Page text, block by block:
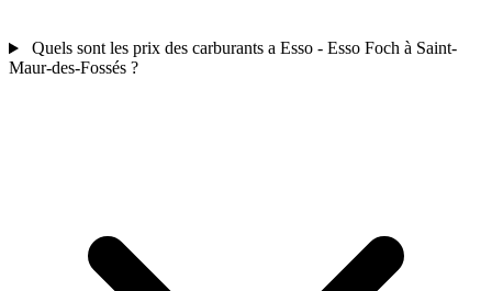
Quels sont les prix des carburants a Esso - Esso Foch à Saint-
Maur-des-Fossés ?